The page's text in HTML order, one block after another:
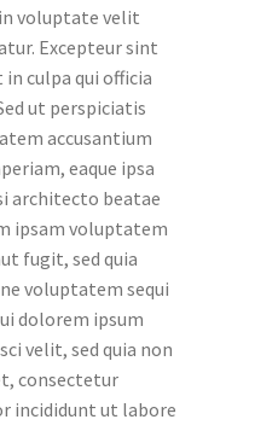
voluptate velit
Excepteur sint
culpa qui officia
ut perspiciatis
accusantium
eaque ipsa
architecto beatae
ipsam voluptatem
fugit, sed quia
voluptatem sequi
dolorem ipsum
velit, sed quia non
consectetur
incididunt ut labore